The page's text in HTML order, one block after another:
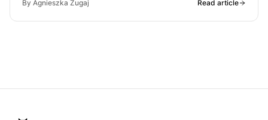
By Agnieszka Zugaj Read article